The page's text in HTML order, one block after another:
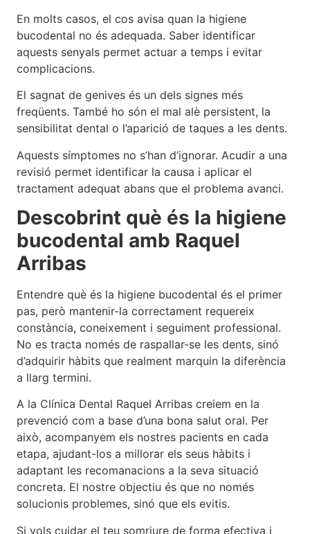
En molts casos, el cos avisa quan la higiene
bucodental no és adequada. Saber identificar
aquests senyals permet actuar a temps i evitar
complicacions.
El sagnat de genives és un dels signes més
freqüents. També ho són el mal alè persistent, la
sensibilitat dental o l’aparició de taques a les dents.
Aquests símptomes no s’han d’ignorar. Acudir a una
revisió permet identificar la causa i aplicar el
tractament adequat abans que el problema avanci.
Descobrint què és la higiene
bucodental amb Raquel
Arribas
Entendre què és la higiene bucodental és el primer
pas, però mantenir-la correctament requereix
constància, coneixement i seguiment professional.
No es tracta només de raspallar-se les dents, sinó
d’adquirir hàbits que realment marquin la diferència
a llarg termini.
A la Clínica Dental Raquel Arribas creiem en la
prevenció com a base d’una bona salut oral. Per
això, acompanyem els nostres pacients en cada
etapa, ajudant-los a millorar els seus hàbits i
adaptant les recomanacions a la seva situació
concreta. El nostre objectiu és que no només
solucionis problemes, sinó que els evitis.
Si vols cuidar el teu somriure de forma efectiva i